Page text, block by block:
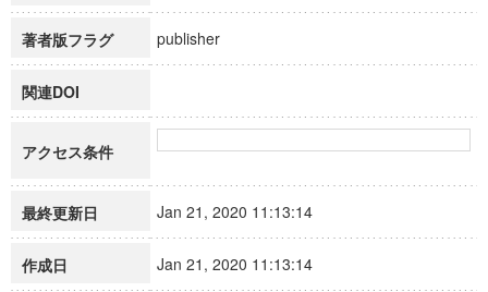
著者版フラグ publisher
関連DOI
アクセス条件
最終更新日 Jan 21, 2020 11:13:14
作成日 Jan 21, 2020 11:13:14